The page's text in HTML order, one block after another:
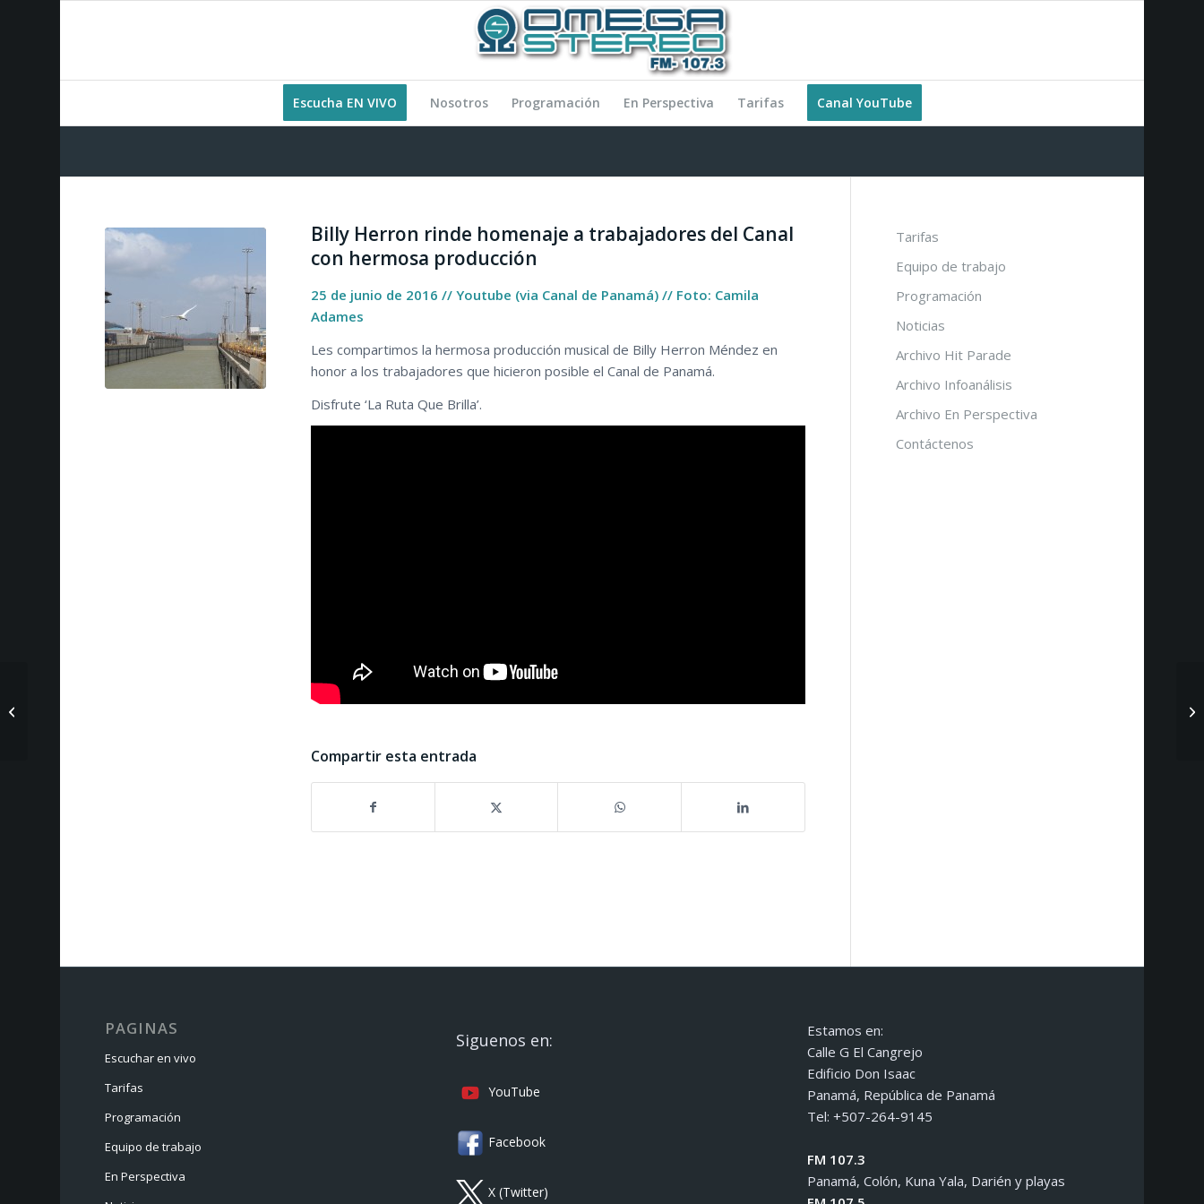
Escucha EN VIVO Nosotros Programación En Perspectiva Tarifas Canal YouTube
Billy Herron rinde homenaje a trabajadores del Canal
con hermosa producción
25 de junio de 2016 // Youtube (via Canal de Panamá) // Foto: Camila
Adames
Les compartimos la hermosa producción musical de Billy Herron Méndez en
honor a los trabajadores que hicieron posible el Canal de Panamá.
Disfrute ‘La Ruta Que Brilla’.
Compartir esta entrada
Tarifas
Equipo de trabajo
Programación
Noticias
Archivo Hit Parade
Archivo Infoanálisis
Archivo En Perspectiva
Contáctenos
PAGINAS
Escuchar en vivo
Tarifas
Programación
Equipo de trabajo
En Perspectiva
Siguenos en:
YouTube
Facebook
X (Twitter)
Estamos en:
Calle G El Cangrejo
Edificio Don Isaac
Panamá, República de Panamá
Tel: +507-264-9145
FM 107.3
Panamá, Colón, Kuna Yala, Darién y playas